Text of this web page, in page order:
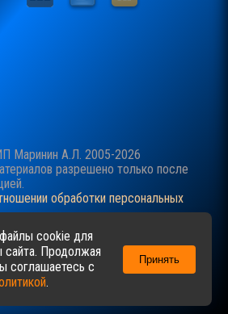
Маринин А.Л. 2005-2026
разрешено только после
обработки персональных
cookie для учучшения
Продолжая просматривать сайт,
Политикойв отношении файлов
cookie для
сайта. Продолжая
соглашаетесь с
.
Принять